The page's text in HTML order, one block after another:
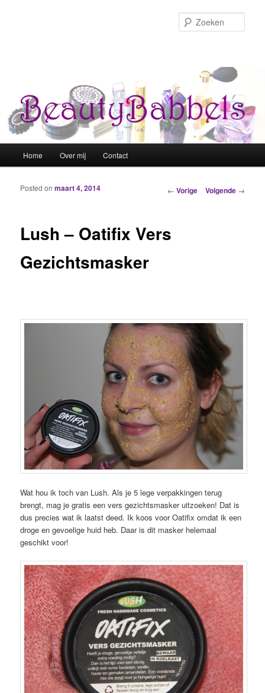
Spring naar de primaire inhoud
Spring naar de secundaire inhoud
Home Over mij Contact
Berichtnavigatie
← Vorige Volgende →
Lush – Oatifix Vers
Gezichtsmasker
Posted onmaart 4, 2014
Wat hou ik toch van Lush. Als je 5 lege verpakkingen terug
brengt, mag je gratis een vers gezichtsmasker uitzoeken! Dat is
dus precies wat ik laatst deed. Ik koos voor Oatifix omdat ik een
droge en gevoelige huid heb. Daar is dit masker helemaal
geschikt voor!